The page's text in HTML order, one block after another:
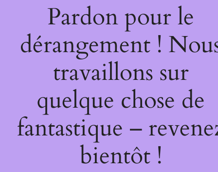
Pardon pour le
dérangement !
travaillons sur
quelque chose de
fantastique –
bientôt !